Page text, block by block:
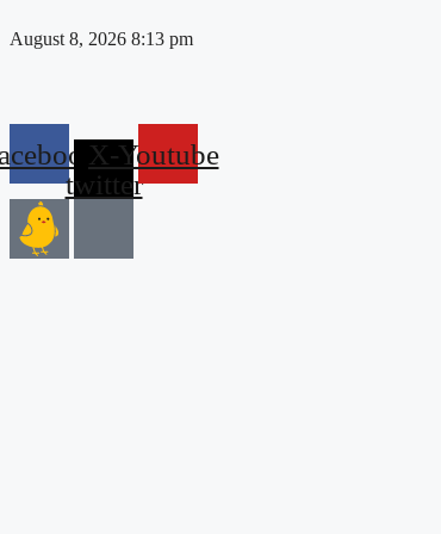
to
August 8, 2026 8:13 pm
X-
twitter
Youtube